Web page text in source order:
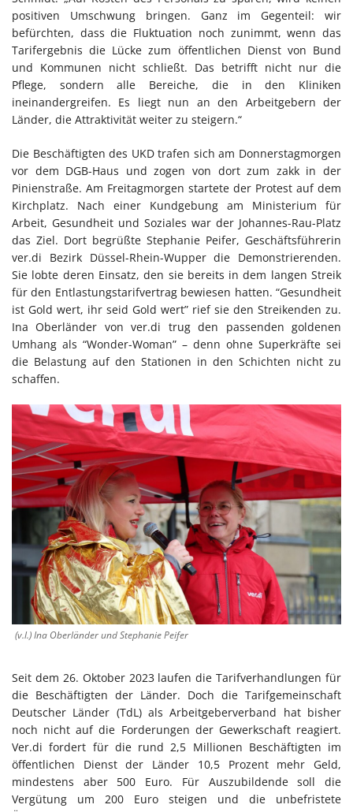
positiven Umschwung bringen. Ganz im Gegenteil: wir
befürchten, dass die Fluktuation noch zunimmt, wenn das
Tarifergebnis die Lücke zum öffentlichen Dienst von Bund
und Kommunen nicht schließt. Das betrifft nicht nur die
Pflege, sondern alle Bereiche, die in den Kliniken
ineinandergreifen. Es liegt nun an den Arbeitgebern der
Länder, die Attraktivität weiter zu steigern.“
Die Beschäftigten des UKD trafen sich am Donnerstagmorgen
vor dem DGB-Haus und zogen von dort zum zakk in der
Pinienstraße. Am Freitagmorgen startete der Protest auf dem
Kirchplatz. Nach einer Kundgebung am Ministerium für
Arbeit, Gesundheit und Soziales war der Johannes-Rau-Platz
das Ziel. Dort begrüßte Stephanie Peifer, Geschäftsführerin
ver.di Bezirk Düssel-Rhein-Wupper die Demonstrierenden.
Sie lobte deren Einsatz, den sie bereits in dem langen Streik
für den Entlastungstarifvertrag bewiesen hatten. “Gesundheit
ist Gold wert, ihr seid Gold wert” rief sie den Streikenden zu.
Ina Oberländer von ver.di trug den passenden goldenen
Umhang als “Wonder-Woman” – denn ohne Superkräfte sei
die Belastung auf den Stationen in den Schichten nicht zu
schaffen.
(v.l.) Ina Oberländer und Stephanie Peifer
Seit dem 26. Oktober 2023 laufen die Tarifverhandlungen für
die Beschäftigten der Länder. Doch die Tarifgemeinschaft
Deutscher Länder (TdL) als Arbeitgeberverband hat bisher
noch nicht auf die Forderungen der Gewerkschaft reagiert.
Ver.di fordert für die rund 2,5 Millionen Beschäftigten im
öffentlichen Dienst der Länder 10,5 Prozent mehr Geld,
mindestens aber 500 Euro. Für Auszubildende soll die
Vergütung um 200 Euro steigen und die unbefristete